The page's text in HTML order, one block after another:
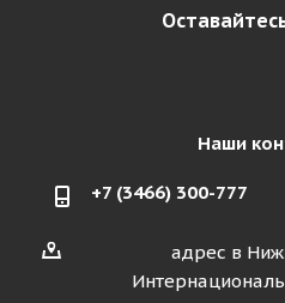
Наши
+7 (3466) 300-777
адрес в